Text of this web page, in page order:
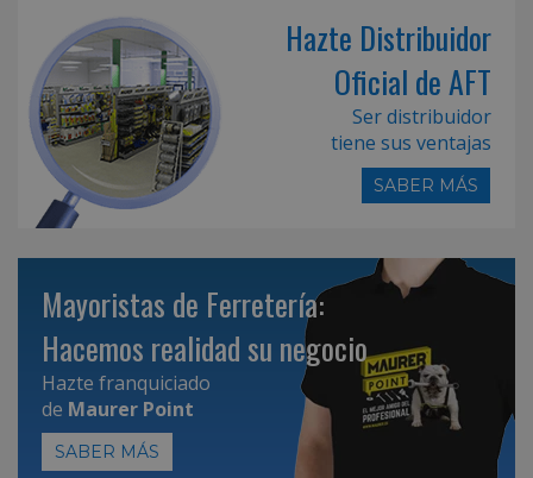
Hazte Distribuidor
Oficial de AFT
Ser distribuidor
tiene sus ventajas
SABER MÁS
Mayoristas de Ferretería:
Hacemos realidad su negocio
Hazte franquiciado
de Maurer Point
SABER MÁS